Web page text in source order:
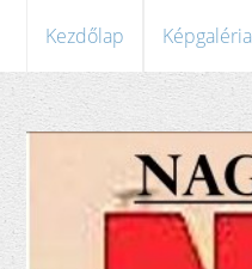
Kezdőlap Képgaléria